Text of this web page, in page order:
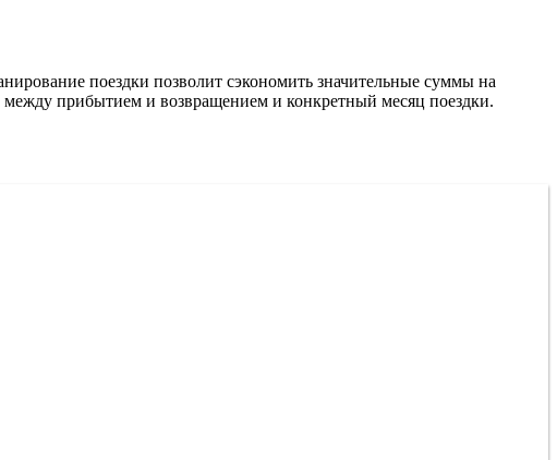
поездки позволит сэкономить значительные суммы на
между прибытием и возвращением и конкретный месяц поездки.